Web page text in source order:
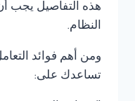
هذه التفاصيل يجب
النظام.
ومن أهم فوائد
تساعدك على: